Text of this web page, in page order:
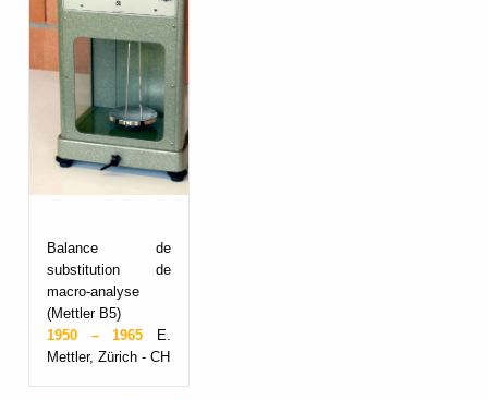
Balance de
substitution de
macro-analyse
(Mettler B5)
1950 – 1965 E.
Mettler, Zürich - CH